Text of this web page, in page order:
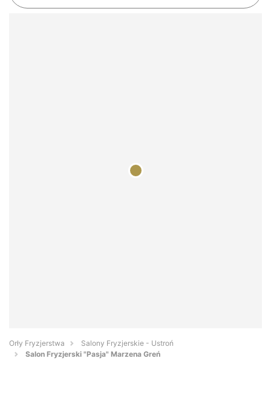
Orły Fryzjerstwa
Salony Fryzjerskie - Ustroń
Salon Fryzjerski "Pasja" Marzena Greń